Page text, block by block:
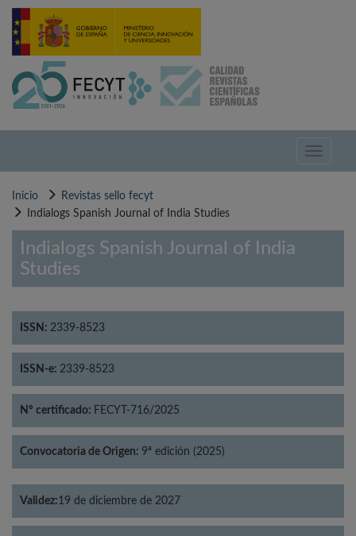
Pasar
contenido
Toggle
Inicio
Revistas sello fecyt
Indialogs Spanish Journal of India Studies
Indialogs Spanish Journal of India
Studies
ISSN: 2339-8523
ISSN-e: 2339-8523
Nº certificado: FECYT-716/2025
Convocatoria de Origen: 9ª edición (2025)
Validez:19 de diciembre de 2027